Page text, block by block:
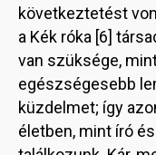
következtetést
a Kék róka [6]
van szüksége,
egészségesebb
küzdelmet; így
életben, mint író